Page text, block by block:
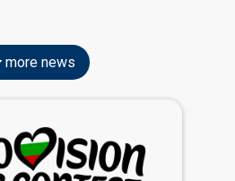
more news